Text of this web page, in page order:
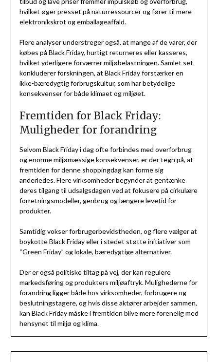
hvilket øger presset på naturressourcer og fører til mere
elektronikskrot og emballageaffald.
Flere analyser understreger også, at mange af de varer, der
købes på Black Friday, hurtigt returneres eller kasseres,
hvilket yderligere forværrer miljøbelastningen. Samlet set
konkluderer forskningen, at Black Friday forstærker en
ikke-bæredygtig forbrugskultur, som har betydelige
konsekvenser for både klimaet og miljøet.
Fremtiden for Black Friday:
Muligheder for forandring
Selvom Black Friday i dag ofte forbindes med overforbrug
og enorme miljømæssige konsekvenser, er der tegn på, at
fremtiden for denne shoppingdag kan forme sig
anderledes. Flere virksomheder begynder at gentænke
deres tilgang til udsalgsdagen ved at fokusere på cirkulære
forretningsmodeller, genbrug og længere levetid for
produkter.
Samtidig vokser forbrugerbevidstheden, og flere vælger at
boykotte Black Friday eller i stedet støtte initiativer som
“Green Friday” og lokale, bæredygtige alternativer.
Der er også politiske tiltag på vej, der kan regulere
markedsføring og produkters miljøaftryk. Mulighederne for
forandring ligger både hos virksomheder, forbrugere og
beslutningstagere, og hvis disse aktører arbejder sammen,
kan Black Friday måske i fremtiden blive mere forenelig med
hensynet til miljø og klima.